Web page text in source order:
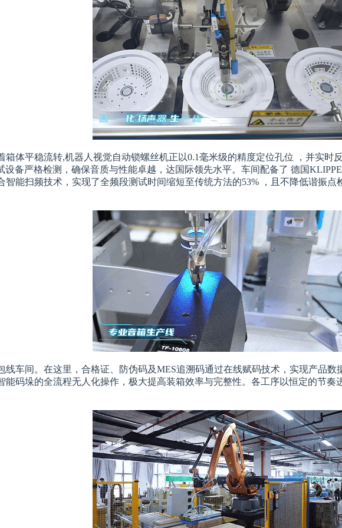
体平稳流转,机器人视觉自动锁螺丝机正以0.1毫米级的精度定位孔位 ，并实时
备严格检测，确保音质与性能卓越，达国际领先水平。车间配备了 德国
能扫频技术，实现了全频段测试时间缩短至传统方法的53% ，且不降低谐振
线车间。在这里，合格证、防伪码及MES追溯码通过在线赋码技术，实现产品
码垛的全流程无人化操作，极大提高装箱效率与完整性。各工序以恒定的节